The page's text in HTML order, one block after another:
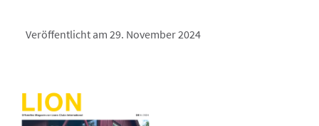
Veröffentlicht am 29. November 2024